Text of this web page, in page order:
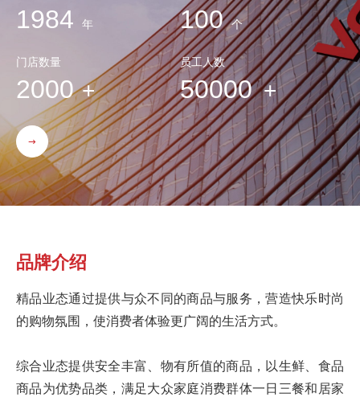
1984 年 100 个
门店数量
2000 +
员工人数
50000 +
品牌介绍
精品业态通过提供与众不同的商品与服务，营造快乐时尚
的购物氛围，使消费者体验更广阔的生活方式。
综合业态提供安全丰富、物有所值的商品，以生鲜、食品
商品为优势品类，满足大众家庭消费群体一日三餐和居家